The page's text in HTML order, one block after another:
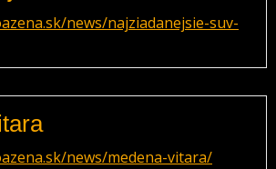
news/najziadanejsie-suv-
news/medena-vitara/